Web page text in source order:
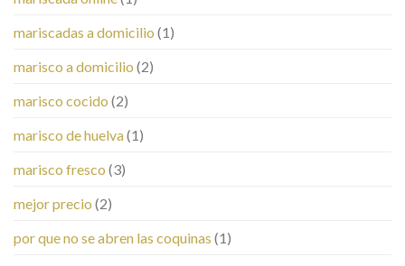
mariscadas a domicilio (1)
marisco a domicilio (2)
marisco cocido (2)
marisco de huelva(1)
marisco fresco (3)
mejor precio (2)
por que no se abren las coquinas (1)